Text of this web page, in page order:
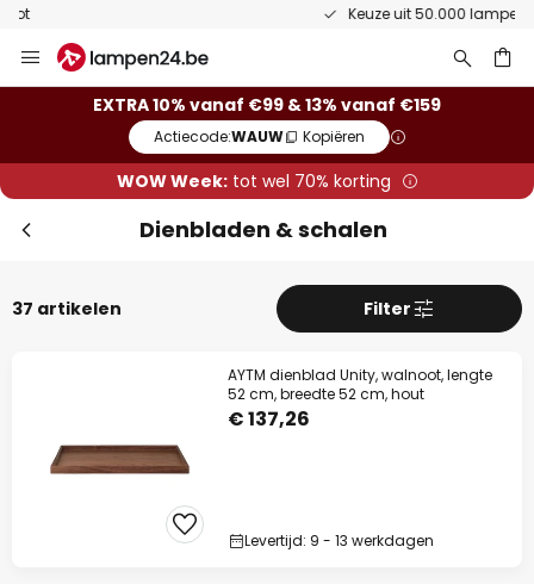
Keuze uit 50.000 lampen
naar
EXTRA 10% vanaf €99 & 13% vanaf €159
Actiecode:WAUW Kopiëren
WOW Week:tot wel 70% korting
Dienbladen & schalen
37 artikelen Filter
AYTM dienblad Unity, walnoot, lengte
52 cm, breedte 52 cm, hout
€ 137,26
Levertijd: 9 - 13 werkdagen